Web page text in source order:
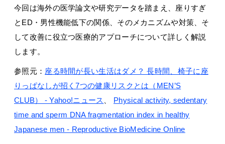
今回は海外の医学論文や研究データを踏まえ、座りすぎ
とED・男性機能低下の関係、そのメカニズムや対策、そ
して改善に役立つ医療的アプローチについて詳しく解説
します。
参照元： 座る時間が長い生活はダメ？ 長時間、椅子に座
りっぱなしが招く7つの健康リスクとは（MEN’S
CLUB） - Yahoo!ニュース 、
Physical activity, sedentary
time and sperm DNA fragmentation index in healthy
Japanese men - Reproductive BioMedicine Online